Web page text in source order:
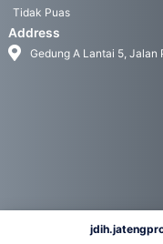
Tidak Puas
Address
Gedung A Lantai 5,